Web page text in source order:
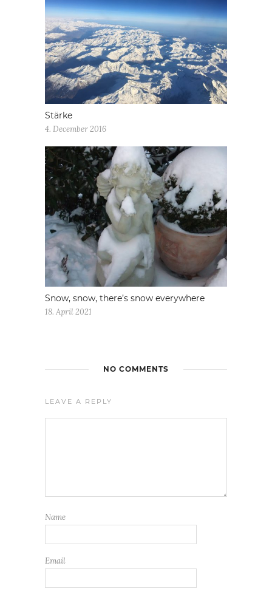
Stärke
4. December 2016
Snow, snow, there’s snow everywhere
18. April 2021
NO COMMENTS
LEAVE A REPLY
Name
Email